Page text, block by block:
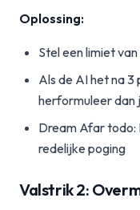
Oplossing:
Stel een limiet
Als de AI het na
herformuleer dan
Dream Afar todo:
redelijke poging
Valstrik 2: